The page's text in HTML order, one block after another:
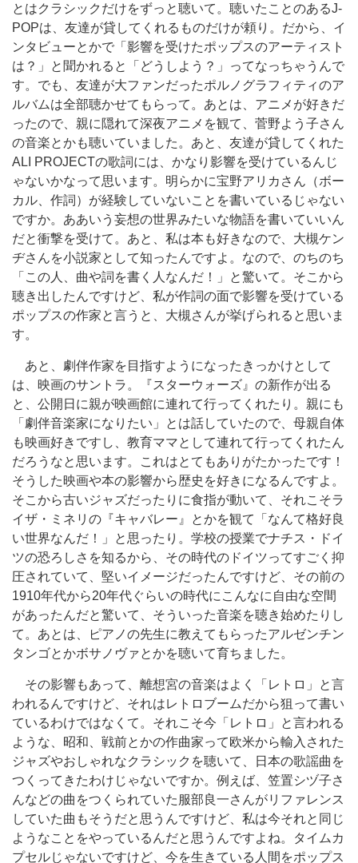
とはクラシックだけをずっと聴いて。聴いたことのあるJ-
POPは、友達が貸してくれるものだけが頼り。だから、イ
ンタビューとかで「影響を受けたポップスのアーティスト
は？」と聞かれると「どうしよう？」ってなっちゃうんで
す。でも、友達が大ファンだったポルノグラフィティのア
ルバムは全部聴かせてもらって。あとは、アニメが好きだ
ったので、親に隠れて深夜アニメを観て、菅野よう子さん
の音楽とかも聴いていました。あと、友達が貸してくれた
ALI PROJECTの歌詞には、かなり影響を受けているんじ
ゃないかなって思います。明らかに宝野アリカさん（ボー
カル、作詞）が経験していないことを書いているじゃない
ですか。ああいう妄想の世界みたいな物語を書いていいん
だと衝撃を受けて。あと、私は本も好きなので、大槻ケン
ヂさんを小説家として知ったんですよ。なので、のちのち
「この人、曲や詞を書く人なんだ！」と驚いて。そこから
聴き出したんですけど、私が作詞の面で影響を受けている
ポップスの作家と言うと、大槻さんが挙げられると思いま
す。
あと、劇伴作家を目指すようになったきっかけとして
は、映画のサントラ。『スターウォーズ』の新作が出る
と、公開日に親が映画館に連れて行ってくれたり。親にも
「劇伴音楽家になりたい」とは話していたので、母親自体
も映画好きですし、教育ママとして連れて行ってくれたん
だろうなと思います。これはとてもありがたかったです！
そうした映画や本の影響から歴史を好きになるんですよ。
そこから古いジャズだったりに食指が動いて、それこそラ
イザ・ミネリの『キャバレー』とかを観て「なんて格好良
い世界なんだ！」と思ったり。学校の授業でナチス・ドイ
ツの恐ろしさを知るから、その時代のドイツってすごく抑
圧されていて、堅いイメージだったんですけど、その前の
1910年代から20年代ぐらいの時代にこんなに自由な空間
があったんだと驚いて、そういった音楽を聴き始めたりし
て。あとは、ピアノの先生に教えてもらったアルゼンチン
タンゴとかボサノヴァとかを聴いて育ちました。
その影響もあって、離想宮の音楽はよく「レトロ」と言
われるんですけど、それはレトロブームだから狙って書い
ているわけではなくて。それこそ今「レトロ」と言われる
ような、昭和、戦前とかの作曲家って欧米から輸入された
ジャズやおしゃれなクラシックを聴いて、日本の歌謡曲を
つくってきたわけじゃないですか。例えば、笠置シヅ子さ
んなどの曲をつくられていた服部良一さんがリファレンス
していた曲もそうだと思うんですけど、私は今それと同じ
ようなことをやっているんだと思うんですよね。タイムカ
プセルじゃないですけど、今を生きている人間をポップス